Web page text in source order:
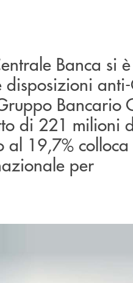
Banca si
Bancario
di 221 milioni
al 19,7%
per